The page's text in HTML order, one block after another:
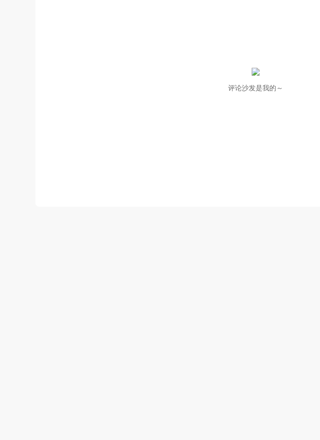
评论沙发是我的～